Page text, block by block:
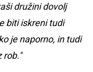
družini dovolj
biti iskreni tudi
je naporno, in tudi
rob."